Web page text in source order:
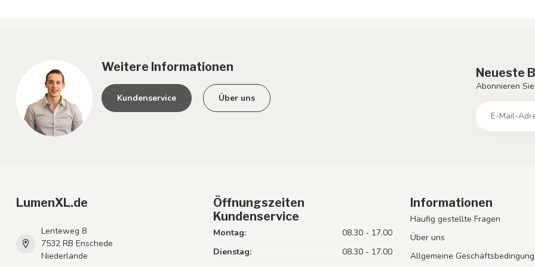
Weitere Informationen
Kundenservice Über uns
Neueste
Abonnieren
LumenXL.de
Lenteweg 8
7532 RB Enschede
Niederlande
Öffnungszeiten
Kundenservice
Montag:
08.30 - 17.00
Dienstag:
08.30 - 17.00
Informationen
Häufig gestellte Fragen
Über uns
Allgemeine